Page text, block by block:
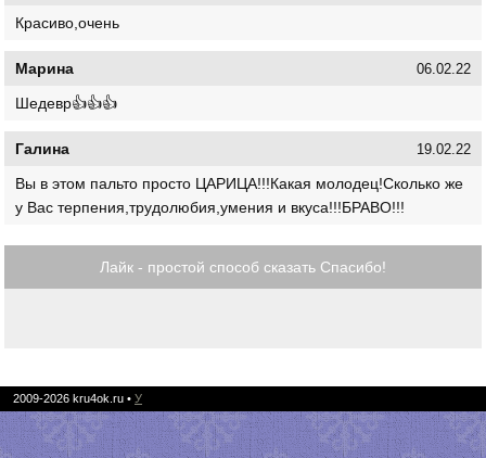
Красиво,очень
Марина 06.02.22
Шедевр👍👍👍
Галина 19.02.22
Вы в этом пальто просто ЦАРИЦА!!!Какая молодец!Сколько же
у Вас терпения,трудолюбия,умения и вкуса!!!БРАВО!!!
Лайк - простой способ сказать Спасибо!
2009-2026 kru4ok.ru • У